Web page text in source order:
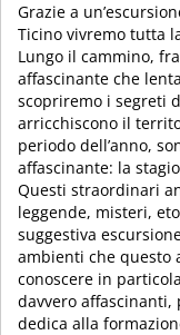
Grazie a
Ticino vivremo tutta
Lungo il cammino,
affascinante che
scopriremo i segreti
arricchiscono il
periodo dell’anno,
affascinante: la
Questi straordinari
leggende, misteri,
suggestiva
ambienti che questo
conoscere in
davvero
dedica alla